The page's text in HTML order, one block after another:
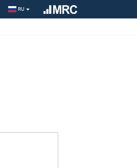
RU